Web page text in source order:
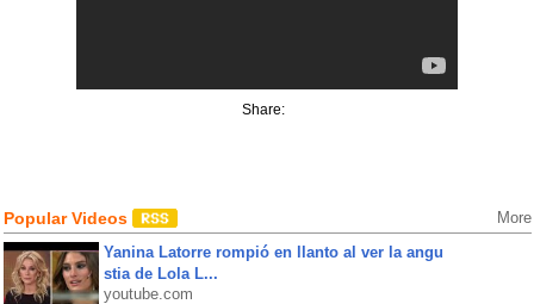
Share:
Popular Videos More
Yanina Latorre rompió en llanto al ver la angu
stia de Lola L...
youtube.com